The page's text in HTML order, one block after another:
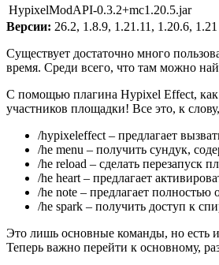
HypixelModAPI-0.3.2+mc1.20.5.jar
Версии: 26.2, 1.8.9, 1.21.11, 1.20.6, 1.21
Существует достаточно много
время. Среди всего, что там можно
С помощью плагина Hypixel Effect, как
участников площадки! Все это, к
/hypixeleffect – предлагает
/he menu – получить сундук,
/he reload – сделать перезапуск
/he heart – предлагает
/he note – предлагает полностью
/he spark – получить доступ к
Это лишь основные команды, но есть
Теперь важно перейти к основному,